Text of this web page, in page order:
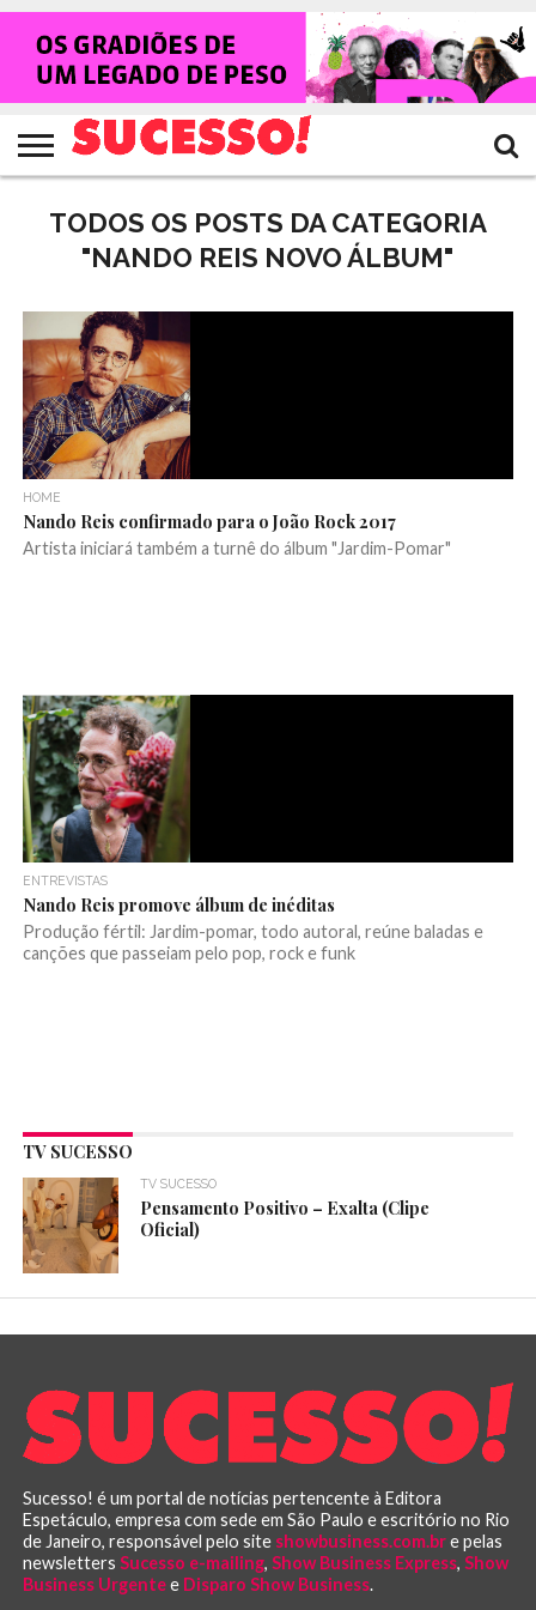
HOME
NOTÍCIAS
SHOWS
ENTREVISTAS
CLIQUES
RANKING
CROWLEY
TV
SUCESSO!
REVISTA
SUCESSO!
TODOS OS POSTS DA CATEGORIA
"NANDO REIS NOVO ÁLBUM"
HOME
Nando Reis confirmado para o João Rock 2017
Artista iniciará também a turnê do álbum "Jardim-Pomar"
ENTREVISTAS
Nando Reis promove álbum de inéditas
Produção fértil: Jardim-pomar, todo autoral, reúne baladas e
canções que passeiam pelo pop, rock e funk
TV SUCESSO
TV SUCESSO
Pensamento Positivo – Exalta (Clipe
Oficial)
Sucesso! é um portal de notícias pertencente à Editora
Espetáculo, empresa com sede em São Paulo e escritório no Rio
de Janeiro, responsável pelo site showbusiness.com.bre pelas
newsletters Sucesso e-mailing, Show Business Express, Show
Business Urgentee Disparo Show Business.